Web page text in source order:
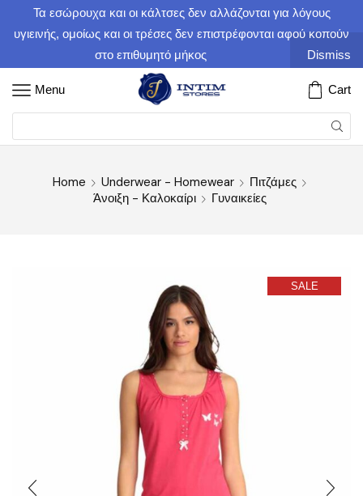
Τα εσώρουχα και οι κάλτσες δεν αλλάζονται για λόγους
υγιεινής, ομοίως και οι τρέσες δεν επιστρέφονται αφού κοπούν
στο επιθυμητό μήκος
Dismiss
Menu Cart
Home Underwear - Homewear
Πιτζάμες
Άνοιξη - Καλοκαίρι
Γυναικείες
SALE